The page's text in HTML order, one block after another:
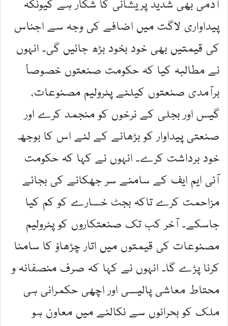
آدمی بھی شدید پریشانی کا شکار ہے کیونکہ
پیداواری لاگت میں اضافے کی وجہ سے اجناس
کی قیمتیں بھی خود بخود بڑھ جائیں گی۔ انہوں
نے مطالبہ کیا کہ حکومت صنعتوں خصوصاً
برآمدی صنعتوں کیلئے پٹرولیم مصنوعات،
گیس اور بجلی کے نرخوں کو منجمد کرے اور
صنعتی پیداوار کو بڑھانے کے لئے اس کا بوجھ
خود برداشت کرے۔ انہوں نے کہا کہ حکومت
آئی ایم ایف کے سامنے سر جھکانے کی بجائے
مزاحمت کرے تاکہ بجٹ خسارے کو کم کیا
جاسکے۔ آخر کب تک صنعتکاروں کو پٹرولیم
مصنوعات کی قیمتوں میں اتار چڑھاؤ کا سامنا
کرنا پڑے گا۔ انہوں نے کہا کہ صرف منصفانہ و
محتاط معاشی پالیسی اور اچھی حکمرانی ہی
ملک کو بحرانوں سے نکالنے میں معاون ہو